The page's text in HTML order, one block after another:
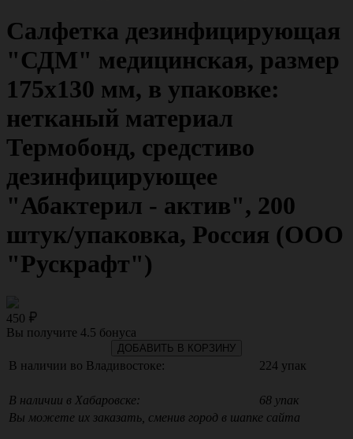
Салфетка дезинфицирующая
"СДМ" медицинская, размер
175х130 мм, в упаковке:
нетканый материал
Термобонд, средстиво
дезинфицирующее
"Абактерил - актив", 200
штук/упаковка, Россия (ООО
"Рускрафт")
450
Вы получите 4.5 бонуса
ДОБАВИТЬ В КОРЗИНУ
В наличии во Владивостоке: 224 упак
В наличии в Хабаровске:
68 упак
Вы можете их заказать, сменив город в шапке сайта